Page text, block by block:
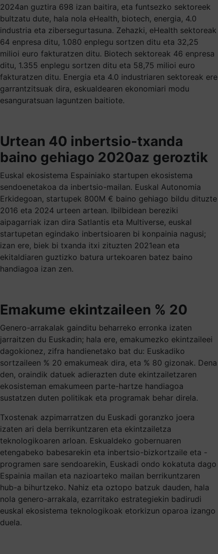
2024an guztira 698 izan baitira, eta funtsezko sektoreek
bultzatu dute, hala nola eHealth, biotech, energia, 4.0
industria eta zibersegurtasuna. Zehazki, eHealth sektoreak
64 enpresa ditu, 1.080 enplegu sortzen ditu eta 32,25
milioi euro fakturatzen ditu. Biotech sektoreak 46 enpresa
ditu, 1.355 enplegu sortzen ditu eta 58,75 milioi euro
fakturatzen ditu. Energia eta 4.0 industriaren sektoreak ere
garrantzitsuak dira, eskualdearen ekonomiari modu
esanguratsuan laguntzen baitiote.
Urtean 40 inbertsio-txanda
baino gehiago 2020az geroztik
Euskal ekosistema Espainiako startupen ekosistema
sendoenetakoa da inbertsio-mailan. Euskal Autonomia
Erkidegoan, startupek 800M € baino gehiago bildu dituzte
2016 eta 2024 urteen artean. Ibilbidean bereziki
aipagarriak izan dira Satlantis eta Multiverse, euskal
startupetan egindako inbertsioaren bi konpainia nagusi;
izan ere, biek bi txanda itxi zituzten 2021ean eta
ekitaldiaren guztizko batura urtekoaren batez baino
handiagoa izan zen.
Emakume ekintzaileen % 20
Genero-arrakalak gainditu beharreko erronka izaten
jarraitzen du Euskadin; hala ere, emakumezko ekintzaileei
dagokionez, zifra handienetako bat du: Euskadiko
sortzaileen % 20 emakumeak dira, eta % 80 gizonak. Dena
den, oraindik datuek adierazten dute ekintzailetzaren
ekosisteman emakumeen parte-hartze handiagoa
sustatzen duten politikak eta programak behar direla.
Txostenak azpimarratzen du Euskadi goranzko joera
izaten ari dela berrikuntzaren eta ekintzailetza
teknologikoaren arloan. Eskualdeko gobernuaren
etengabeko babesarekin eta inbertsio-bizkortzaile eta -
programen sare sendoarekin, Euskadi ondo kokatuta dago
Espainia mailan eta nazioarteko mailan berrikuntzaren
hub-a bihurtzeko. Nahiz eta oztopo batzuk dauden, hala
nola genero-arrakala, ezarritako estrategiekin badirudi
euskal ekosistema teknologikoak etorkizun oparoa izango
duela.